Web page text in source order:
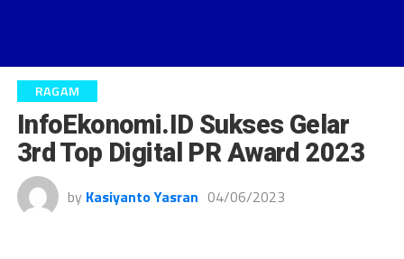
RAGAM
InfoEkonomi.ID Sukses Gelar
3rd Top Digital PR Award 2023
by Kasiyanto Yasran 04/06/2023